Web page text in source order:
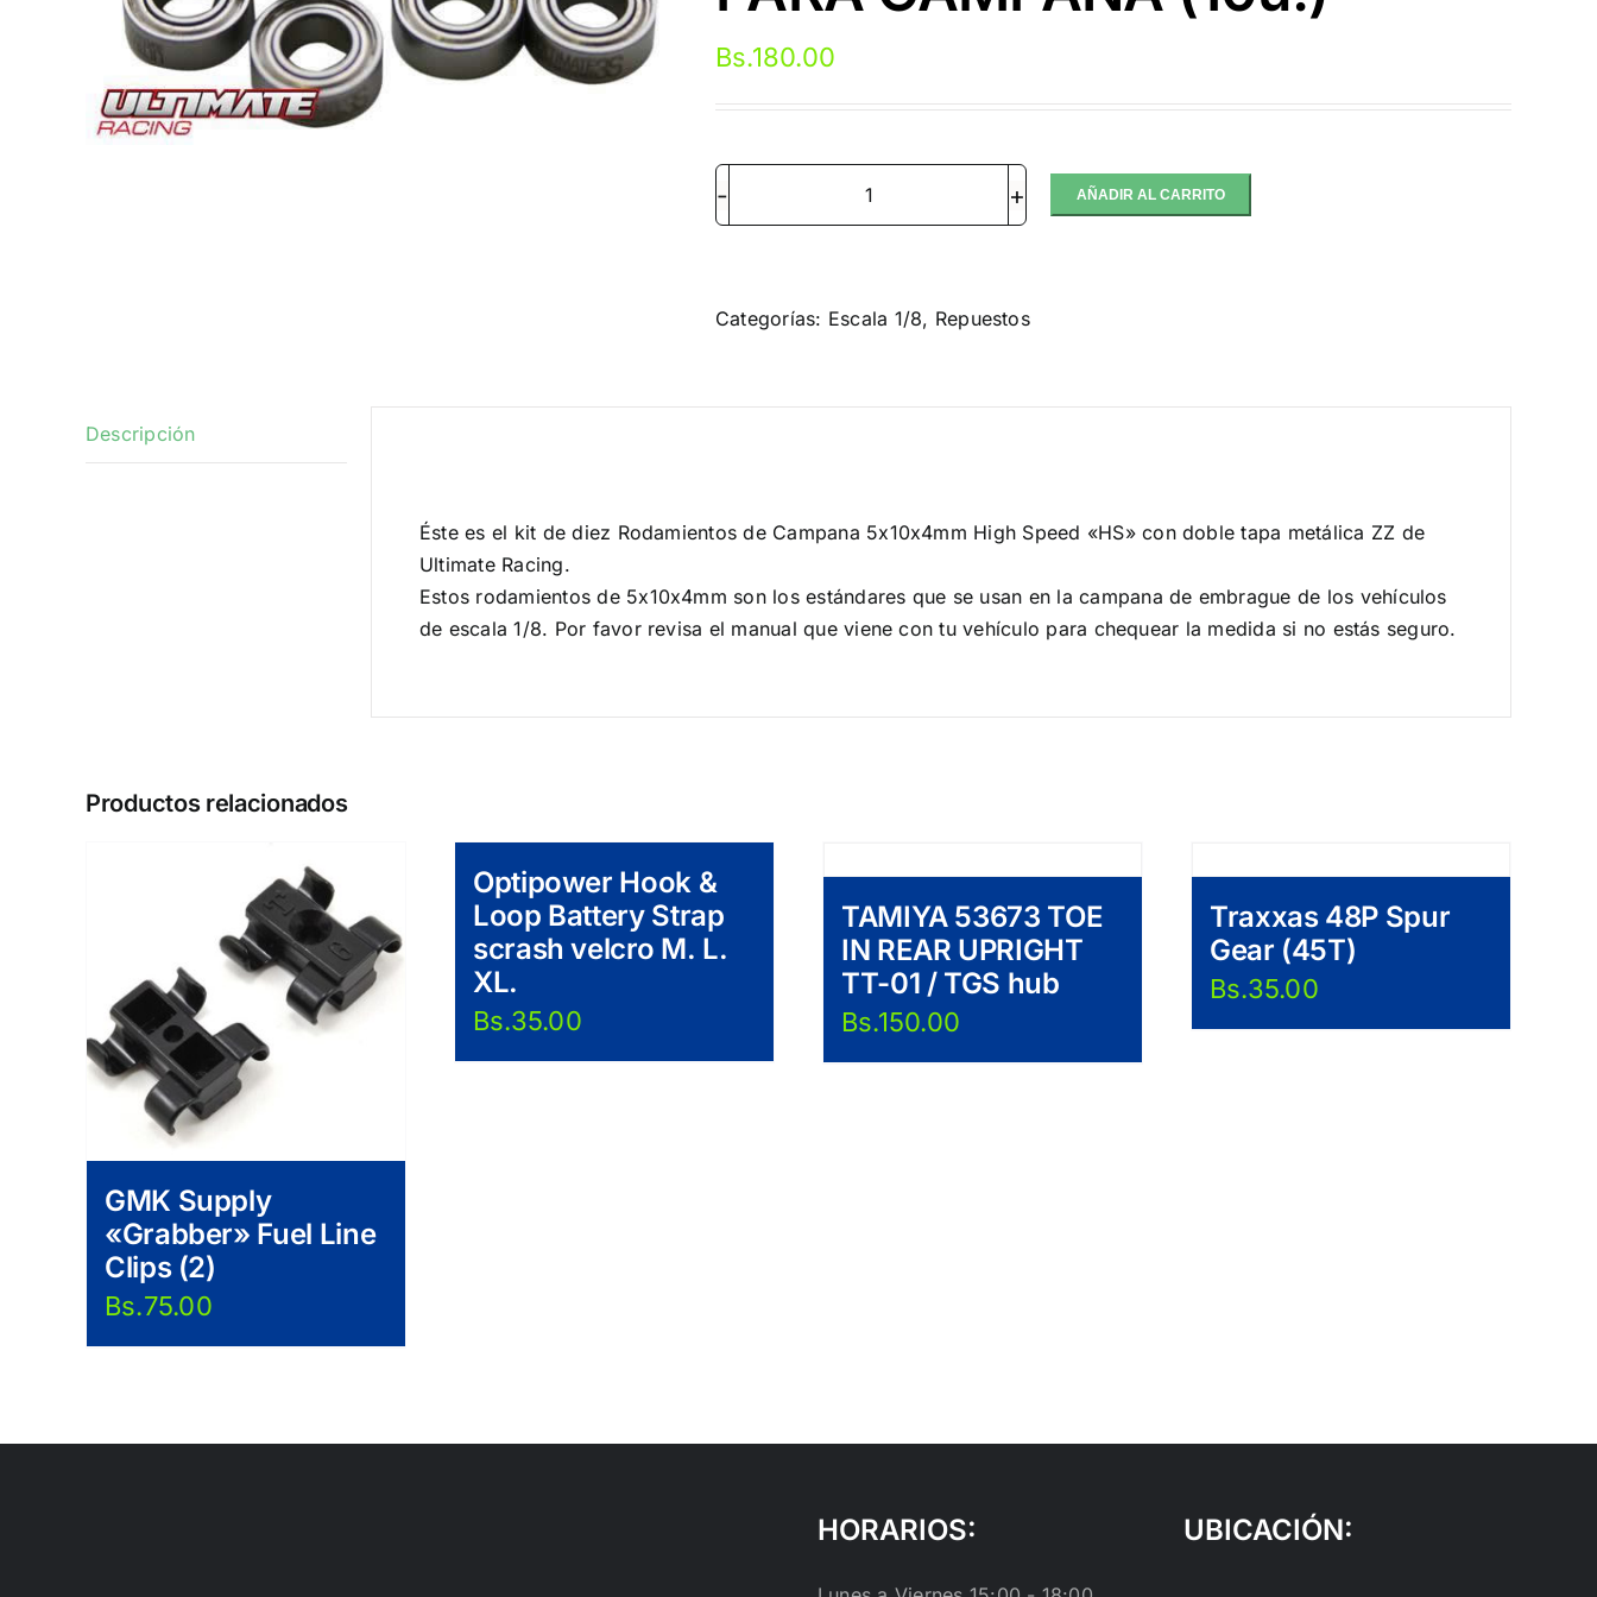
Bs.180.00
5x10x4mm
SELECT
METALICAS
cantidad
AÑADIR AL CARRITO
Categorías: Escala 1/8, Repuestos
Descripción
Éste es el kit de diez Rodamientos de Campana 5x10x4mm High Speed «HS» con doble tapa metálica ZZ de
Ultimate Racing.
Estos rodamientos de 5x10x4mm son los estándares que se usan en la campana de embrague de los vehículos
de escala 1/8. Por favor revisa el manual que viene con tu vehículo para chequear la medida si no estás seguro.
Productos relacionados
GMK Supply
«Grabber» Fuel Line
Clips (2)
Bs.75.00
Optipower Hook &
Loop Battery Strap
scrash velcro M. L.
XL.
Bs.35.00
TAMIYA 53673 TOE
IN REAR UPRIGHT
TT-01 / TGS hub
Bs.150.00
Traxxas 48P Spur
Gear (45T)
Bs.35.00
HORARIOS: UBICACIÓN: